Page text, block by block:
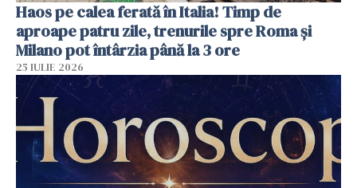
Haos pe calea ferată în Italia! Timp de
aproape patru zile, trenurile spre Roma și
Milano pot întârzia până la 3 ore
25 IULIE 2026